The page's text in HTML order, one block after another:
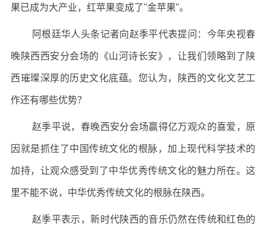
果已成为大产业，红苹果变成了"金苹果"。
阿根廷华人头条记者向赵季平代表提问：今年央视春
晚陕西西安分会场的《山河诗长安》，让我们领略到了陕
西璀璨深厚的历史文化底蕴。您认为，陕西的文化文艺工
作还有哪些优势？
赵季平说，春晚西安分会场赢得亿万观众的喜爱，原
因就是抓住了中国传统文化的根脉，加上现代科学技术的
加持，让观众感受到了中华优秀传统文化的魅力所在。这
里不能不说，中华优秀传统文化的根脉在陕西。
赵季平表示，新时代陕西的音乐仍然在传统和红色的